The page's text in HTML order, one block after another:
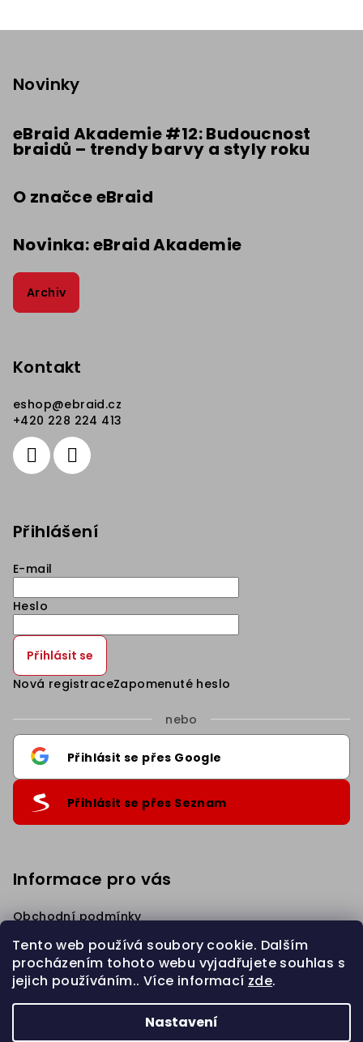
Tento web používá soubory cookie. Dalším
procházením tohoto webu vyjadřujete souhlas s
jejich používáním.. Více informací zde.
Nastavení
Novinky
eBraid Akademie #12: Budoucnost
braidů – trendy barvy a styly roku
O značce eBraid
Novinka: eBraid Akademie
Archiv
Kontakt
eshop@ebraid.cz
+420 228 224 413
Přihlášení
E-mail
Heslo
Přihlásit se
Nová registraceZapomenuté heslo
nebo
Přihlásit se přes Google
Přihlásit se přes Seznam
Informace pro vás
Obchodní podmínky
Podmínky ochrany osobních údajů
Věrnostní Sleva
Napište nám
Sleva 5% na první nákup
Přihlaste se k našim novinkám
a získejte slevu.
Chci slevu 5%
Privacy policy